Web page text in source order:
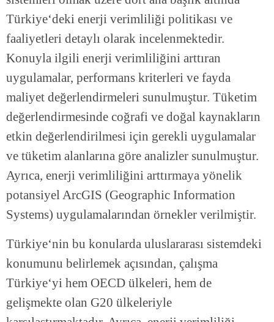
Türkiye‘deki enerji verimliliği politikası ve
faaliyetleri detaylı olarak incelenmektedir.
Konuyla ilgili enerji verimliliğini arttıran
uygulamalar, performans kriterleri ve fayda
maliyet değerlendirmeleri sunulmuştur. Tüketim
değerlendirmesinde coğrafi ve doğal kaynakların
etkin değerlendirilmesi için gerekli uygulamalar
ve tüketim alanlarına göre analizler sunulmuştur.
Ayrıca, enerji verimliliğini arttırmaya yönelik
potansiyel ArcGIS (Geographic Information
Systems) uygulamalarından örnekler verilmiştir.
Türkiye‘nin bu konularda uluslararası sistemdeki
konumunu belirlemek açısından, çalışma
Türkiye‘yi hem OECD ülkeleri, hem de
gelişmekte olan G20 ülkeleriyle